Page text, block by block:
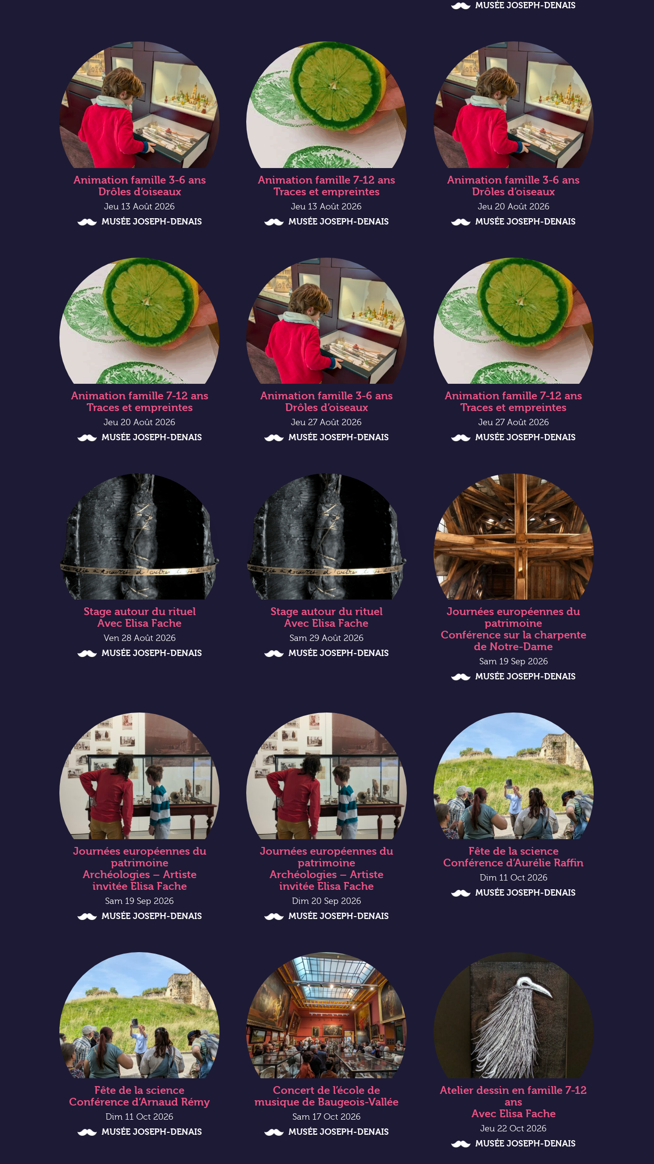
MUSÉE JOSEPH-DENAIS
Animation famille 3-6 ans
Drôles d’oiseaux
Jeu 13 Août 2026
MUSÉE JOSEPH-DENAIS
Animation famille 7-12 ans
Traces et empreintes
Jeu 13 Août 2026
MUSÉE JOSEPH-DENAIS
Animation famille 3-6 ans
Drôles d’oiseaux
Jeu 20 Août 2026
MUSÉE JOSEPH-DENAIS
Animation famille 7-12 ans
Traces et empreintes
Jeu 20 Août 2026
MUSÉE JOSEPH-DENAIS
Animation famille 3-6 ans
Drôles d’oiseaux
Jeu 27 Août 2026
MUSÉE JOSEPH-DENAIS
Animation famille 7-12 ans
Traces et empreintes
Jeu 27 Août 2026
MUSÉE JOSEPH-DENAIS
Stage autour du rituel
Avec Elisa Fache
Ven 28 Août 2026
MUSÉE JOSEPH-DENAIS
Stage autour du rituel
Avec Elisa Fache
Sam 29 Août 2026
MUSÉE JOSEPH-DENAIS
Journées européennes du
patrimoine
Conférence sur la charpente
de Notre-Dame
Sam 19 Sep 2026
MUSÉE JOSEPH-DENAIS
Journées européennes du
patrimoine
Archéologies – Artiste
invitée Elisa Fache
Sam 19 Sep 2026
MUSÉE JOSEPH-DENAIS
Journées européennes du
patrimoine
Archéologies – Artiste
invitée Elisa Fache
Dim 20 Sep 2026
MUSÉE JOSEPH-DENAIS
Fête de la science
Conférence d’Aurélie Raffin
Dim 11 Oct 2026
MUSÉE JOSEPH-DENAIS
Fête de la science
Conférence d’Arnaud Rémy
Dim 11 Oct 2026
MUSÉE JOSEPH-DENAIS
Concert de l’école de
musique de Baugeois-Vallée
Sam 17 Oct 2026
MUSÉE JOSEPH-DENAIS
Atelier dessin en famille 7-12
ans
Avec Elisa Fache
Jeu 22 Oct 2026
MUSÉE JOSEPH-DENAIS